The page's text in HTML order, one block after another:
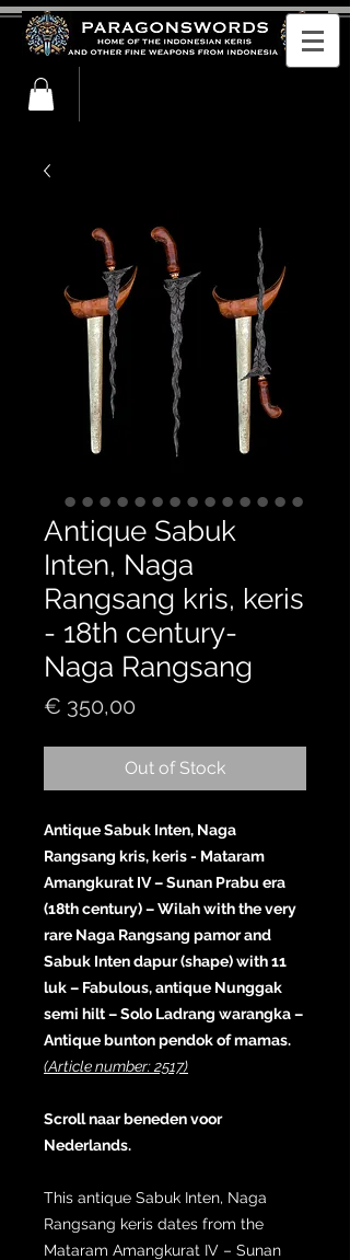
Antique Sabuk
Inten, Naga
Rangsang kris, keris
- 18th century-
Naga Rangsang
€ 350,00
Out of Stock
Antique Sabuk Inten, Naga
Rangsang kris, keris - Mataram
Amangkurat IV – Sunan Prabu era
(18th century) – Wilah with the very
rare Naga Rangsang pamor and
Sabuk Inten dapur (shape) with 11
luk – Fabulous, antique Nunggak
semi hilt – Solo Ladrang warangka –
Antique bunton pendok of mamas.
(Article number: 2517)
Scroll naar beneden voor
Nederlands.
This antique Sabuk Inten, Naga
Rangsang keris dates from the
Mataram Amangkurat IV – Sunan